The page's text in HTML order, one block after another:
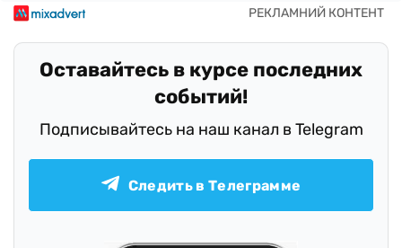
Оставайтесь в курсе последних
событий!
Подписывайтесь на наш канал в Telegram
Следить в Телеграмме